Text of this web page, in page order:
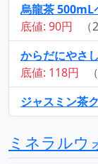
烏龍茶 500mL
底値: 90円
からだにやさ
底値: 118円
ジャスミン茶
ミネラルウ